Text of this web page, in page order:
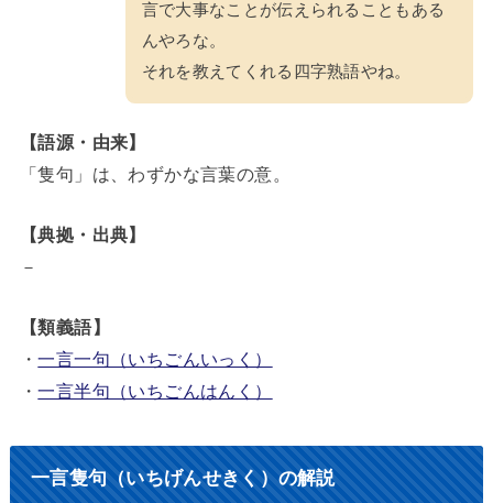
言で大事なことが伝えられることもある
んやろな。
それを教えてくれる四字熟語やね。
【語源・由来】
「隻句」は、わずかな言葉の意。
【典拠・出典】
－
【類義語】
・一言一句（いちごんいっく）
・一言半句（いちごんはんく）
一言隻句（いちげんせきく）の解説